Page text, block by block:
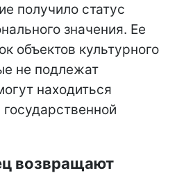
получило статус
значения. Ее
объектов культурного
не подлежат
находиться
возвращают